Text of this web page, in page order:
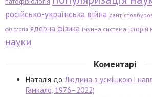
російсько-українська війна сайт
фізіологія ядерна фізика імунна система
науки
Коментарі
Наталія до Людина з усмішкою і
Гамкало, 1976–2022)